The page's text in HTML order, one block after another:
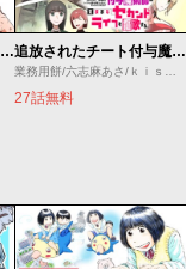
最強出戻り中年冒険者は、今さら命なんてかけたくない 追放されたチート付与魔術師は気ままなセカンドライフを謳歌する。 ～俺は武器だけじゃなく、あらゆるものに『強化ポイント』を付与できるし、俺の意思でいつでも効果を解除できるけど、残った人たち大丈夫？～
業務用餅/六志麻あさ/ｋｉｓｕｉ
27話無料